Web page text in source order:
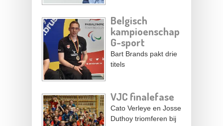
Belgisch
kampioenschap
G-sport
Bart Brands pakt drie
titels
VJC finalefase
Cato Verleye en Josse
Duthoy triomferen bij